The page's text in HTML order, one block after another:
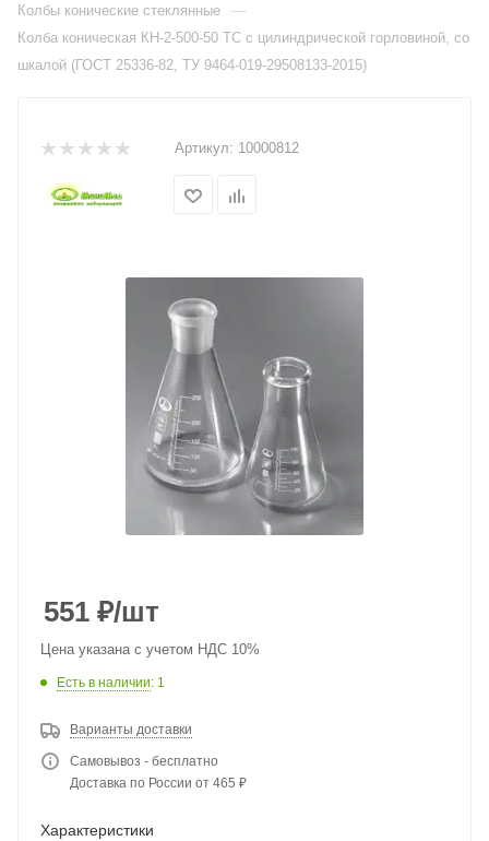
Колбы конические стеклянные —
Колба коническая КН-2-500-50 ТС с цилиндрической горловиной, со
шкалой (ГОСТ 25336-82, ТУ 9464-019-29508133-2015)
Артикул: 10000812
551 ₽/шт
Цена указана с учетом НДС 10%
Есть в наличии: 1
Варианты доставки
Самовывоз - бесплатно
Доставка по России от 465 ₽
Характеристики